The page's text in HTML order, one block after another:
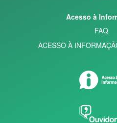
Acesso à
FAQ
ACESSO À